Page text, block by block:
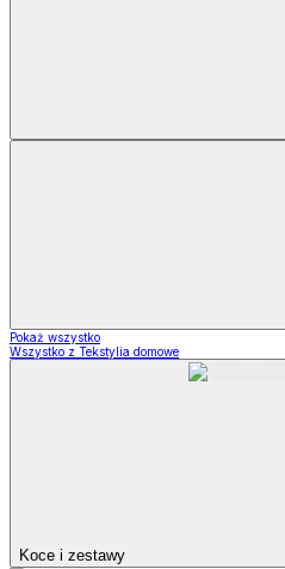
Pokaż wszystko
Wszystko z Tekstylia domowe
Koce i zestawy